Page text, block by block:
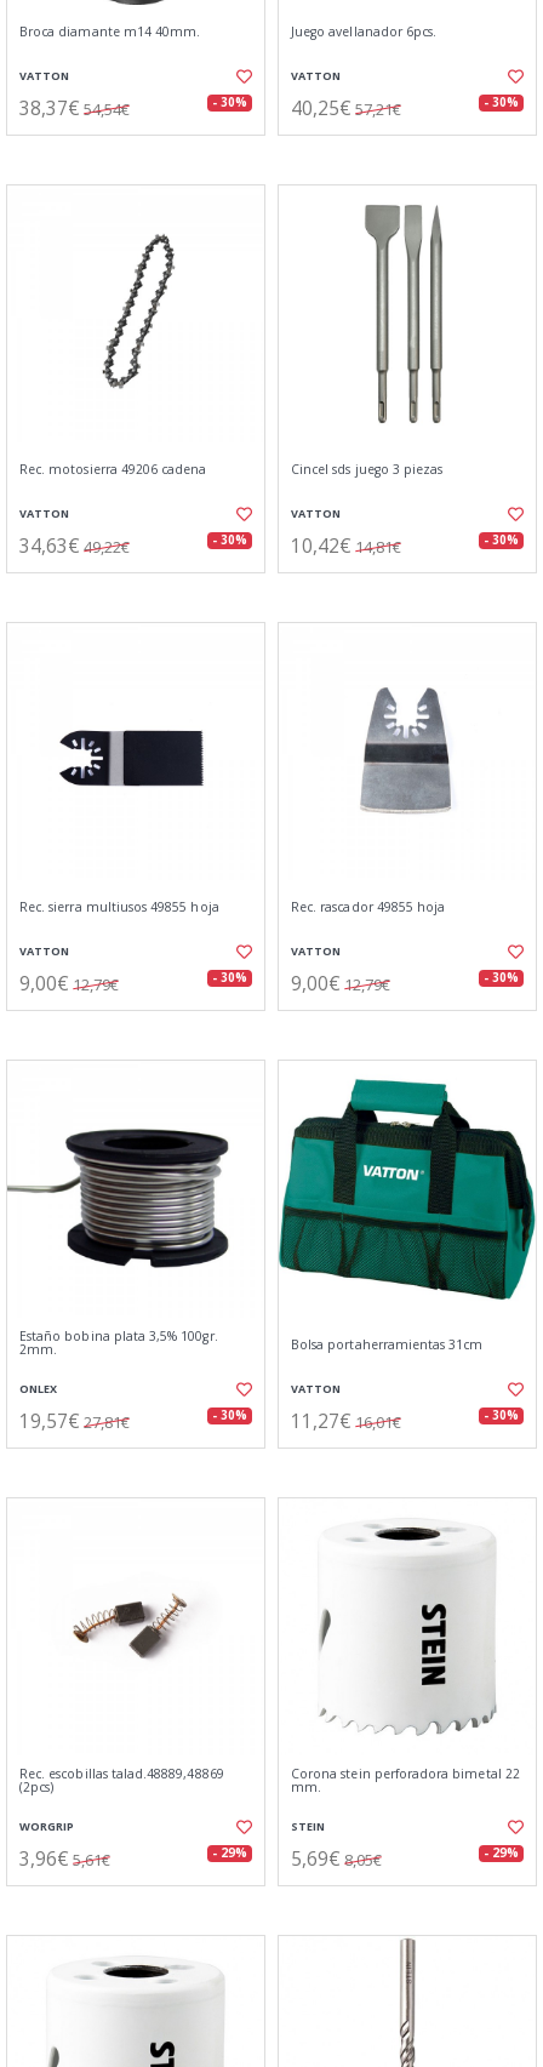
Broca diamante m14 40mm.
VATTON
38,37€ 54,54€ - 30%
Juego avellanador 6pcs.
VATTON
40,25€ 57,21€ - 30%
Rec. motosierra 49206 cadena
VATTON
34,63€ 49,22€ - 30%
Cincel sds juego 3 piezas
VATTON
10,42€ 14,81€ - 30%
Rec. sierra multiusos 49855 hoja
VATTON
9,00€ 12,79€ - 30%
Rec. rascador 49855 hoja
VATTON
9,00€ 12,79€ - 30%
Estaño bobina plata 3,5% 100gr.
2mm.
ONLEX
19,57€ 27,81€ - 30%
Bolsa portaherramientas 31cm
VATTON
11,27€ 16,01€ - 30%
Rec. escobillas talad.48889,48869
(2pcs)
WORGRIP
3,96€ 5,61€ - 29%
Corona stein perforadora bimetal 22
mm.
STEIN
5,69€ 8,05€ - 29%